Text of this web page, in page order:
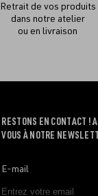
Retrait de vos produits
dans notre atelier
ou en livraison
RESTONS EN CONTACT !
VOUS À NOTRE
E-mail